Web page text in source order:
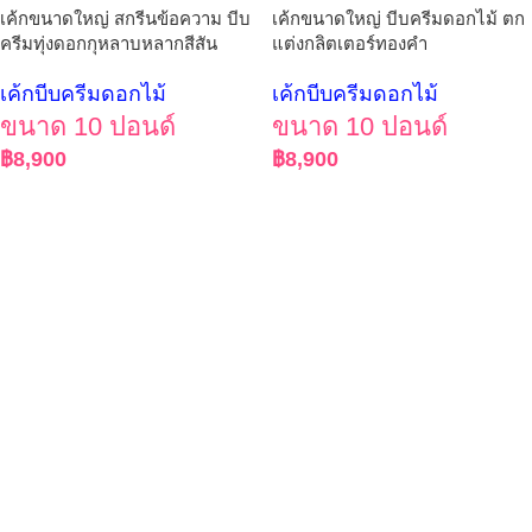
เค้กขนาดใหญ่ สกรีนข้อความ บีบ
ครีมทุ่งดอกกุหลาบหลากสีสัน
เค้กบีบครีมดอกไม้
ขนาด 10 ปอนด์
฿8,900
เค้กขนาดใหญ่ บีบครีมดอกไม้ ตก
แต่งกลิตเตอร์ทองคำ
เค้กบีบครีมดอกไม้
ขนาด 10 ปอนด์
฿8,900